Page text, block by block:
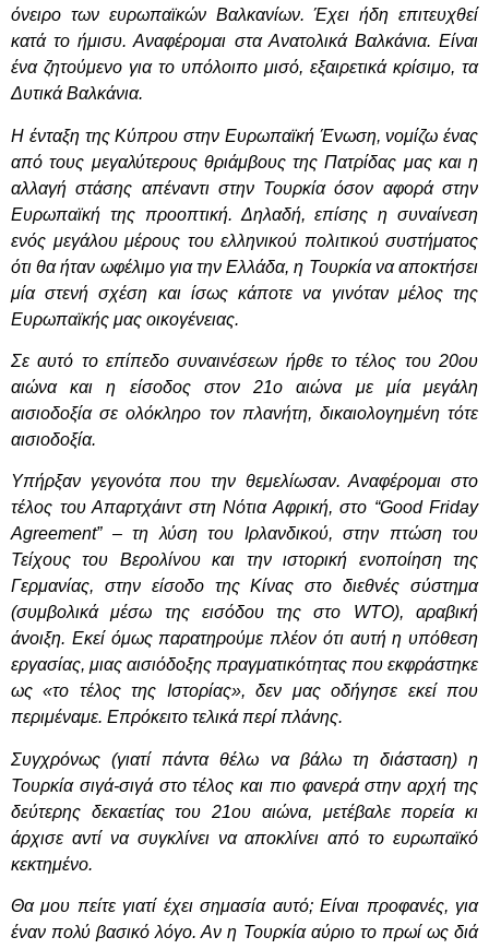
όνειρο των ευρωπαϊκών Βαλκανίων. Έχει ήδη επιτευχθεί
κατά το ήμισυ. Αναφέρομαι στα Ανατολικά Βαλκάνια. Είναι
ένα ζητούμενο για το υπόλοιπο μισό, εξαιρετικά κρίσιμο, τα
Δυτικά Βαλκάνια.
Η ένταξη της Κύπρου στην Ευρωπαϊκή Ένωση, νομίζω ένας
από τους μεγαλύτερους θριάμβους της Πατρίδας μας και η
αλλαγή στάσης απέναντι στην Τουρκία όσον αφορά στην
Ευρωπαϊκή της προοπτική. Δηλαδή, επίσης η συναίνεση
ενός μεγάλου μέρους του ελληνικού πολιτικού συστήματος
ότι θα ήταν ωφέλιμο για την Ελλάδα, η Τουρκία να αποκτήσει
μία στενή σχέση και ίσως κάποτε να γινόταν μέλος της
Ευρωπαϊκής μας οικογένειας.
Σε αυτό το επίπεδο συναινέσεων ήρθε το τέλος του 20ου
αιώνα και η είσοδος στον 21ο αιώνα με μία μεγάλη
αισιοδοξία σε ολόκληρο τον πλανήτη, δικαιολογημένη τότε
αισιοδοξία.
Υπήρξαν γεγονότα που την θεμελίωσαν. Αναφέρομαι στο
τέλος του Απαρτχάιντ στη Νότια Αφρική, στο “Good Friday
Agreement” – τη λύση του Ιρλανδικού, στην πτώση του
Τείχους του Βερολίνου και την ιστορική ενοποίηση της
Γερμανίας, στην είσοδο της Κίνας στο διεθνές σύστημα
(συμβολικά μέσω της εισόδου της στο WTO), αραβική
άνοιξη. Εκεί όμως παρατηρούμε πλέον ότι αυτή η υπόθεση
εργασίας, μιας αισιόδοξης πραγματικότητας που εκφράστηκε
ως «το τέλος της Ιστορίας», δεν μας οδήγησε εκεί που
περιμέναμε. Επρόκειτο τελικά περί πλάνης.
Συγχρόνως (γιατί πάντα θέλω να βάλω τη διάσταση) η
Τουρκία σιγά-σιγά στο τέλος και πιο φανερά στην αρχή της
δεύτερης δεκαετίας του 21ου αιώνα, μετέβαλε πορεία κι
άρχισε αντί να συγκλίνει να αποκλίνει από το ευρωπαϊκό
κεκτημένο.
Θα μου πείτε γιατί έχει σημασία αυτό; Είναι προφανές, για
έναν πολύ βασικό λόγο. Αν η Τουρκία αύριο το πρωί ως διά